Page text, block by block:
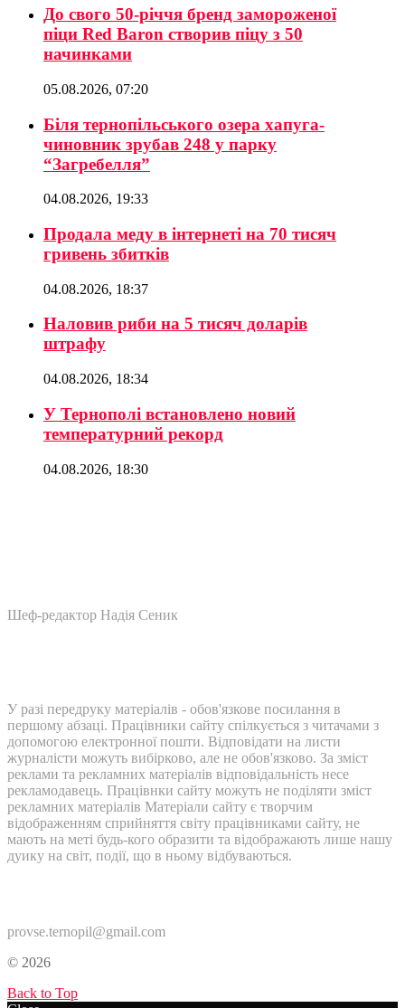
До свого 50-річчя бренд замороженої
піци Red Baron створив піцу з 50
начинками
05.08.2026, 07:20
Біля тернопільського озера хапуга-
чиновник зрубав 248 у парку
“Загребелля”
04.08.2026, 19:33
Продала меду в інтернеті на 70 тисяч
гривень збитків
04.08.2026, 18:37
Наловив риби на 5 тисяч доларів
штрафу
04.08.2026, 18:34
У Тернополі встановлено новий
температурний рекорд
04.08.2026, 18:30
Шеф-редактор Надія Сеник
У разі передруку матеріалів - обов'язкове посилання в
першому абзаці. Працівники сайту спілкується з читачами з
допомогою електронної пошти. Відповідати на листи
журналісти можуть вибірково, але не обов'язково. За зміст
реклами та рекламних матеріалів відповідальність несе
рекламодавець. Працівнки сайту можуть не поділяти зміст
рекламних матеріалів Матеріали сайту є творчим
відображенням сприйняття світу працівниками сайту, не
мають на меті будь-кого образити та відображають лише нашу
дуику на світ, події, що в ньому відбуваються.
provse.ternopil@gmail.com
© 2026
Back to Top